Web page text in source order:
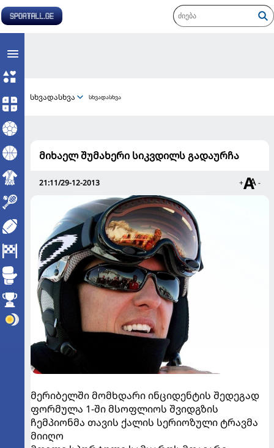
სხვადასხვა სხვადასხვა
მიხაელ შუმახერი სიკვდილს გადაურჩა
21:11/29-12-2013 + -
მერიბელში მომხდარი ინციდენტის შედეგად
ფორმულა 1-ში მსოფლიოს შვიდგზის
ჩემპიონმა თავის ქალის სერიოზული ტრავმა
მიიღო